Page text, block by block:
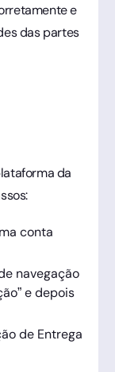
e
das partes
da
conta
navegação
e depois
de Entrega